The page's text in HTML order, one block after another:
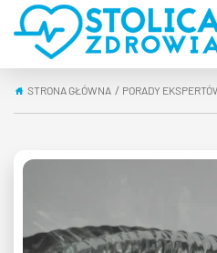
STRONA GŁÓWNA | PORADY